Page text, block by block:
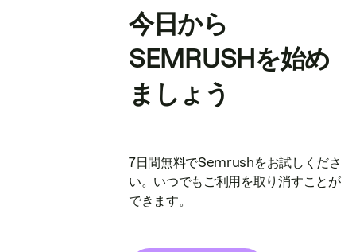
今日から
SEMRUSHを始め
ましょう
7日間無料でSemrushをお試しくださ
い。いつでもご利用を取り消すことが
できます。